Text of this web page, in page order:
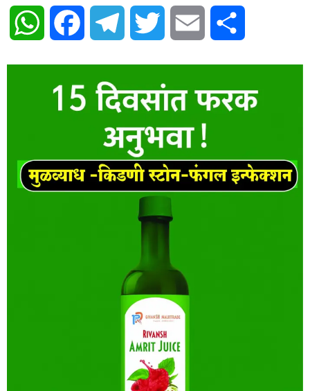
WhatsAppFacebook Telegram Twitter Email